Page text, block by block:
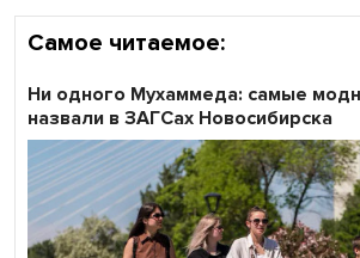
Самое читаемое:
Ни одного Мухаммеда: самые
назвали в ЗАГСах Новосибирска